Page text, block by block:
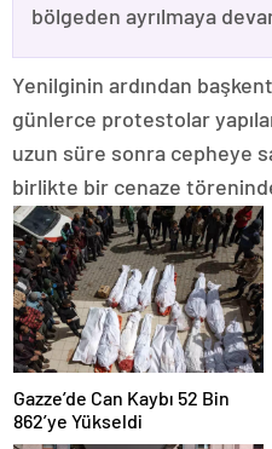
bölgeden ayrılmaya
Yenilginin ardından
günlerce protestolar
uzun süre sonra cepheye
birlikte bir cenaze
Gazze’de Can Kaybı 52 Bin
862’ye Yükseldi